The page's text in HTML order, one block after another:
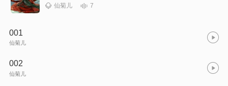
仙菊儿 7
001
仙菊儿
002
仙菊儿